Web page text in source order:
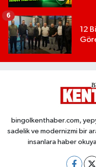
12
6
bingolkenthaber.com,
sadelik ve modernizmi bir
insanlara haber